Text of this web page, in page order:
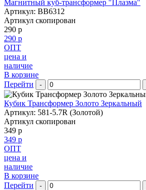
Магнитный куб-трансформер "Плазма"
Артикул: BB6312
Артикул скопирован
290 р
290 р
ОПТ
цена и
наличие
В корзине
Перейти
-
Кубик Трансформер Золото Зеркальный
Артикул: 581-5.7R (Золотой)
Артикул скопирован
349 р
349 р
ОПТ
цена и
наличие
В корзине
Перейти
-